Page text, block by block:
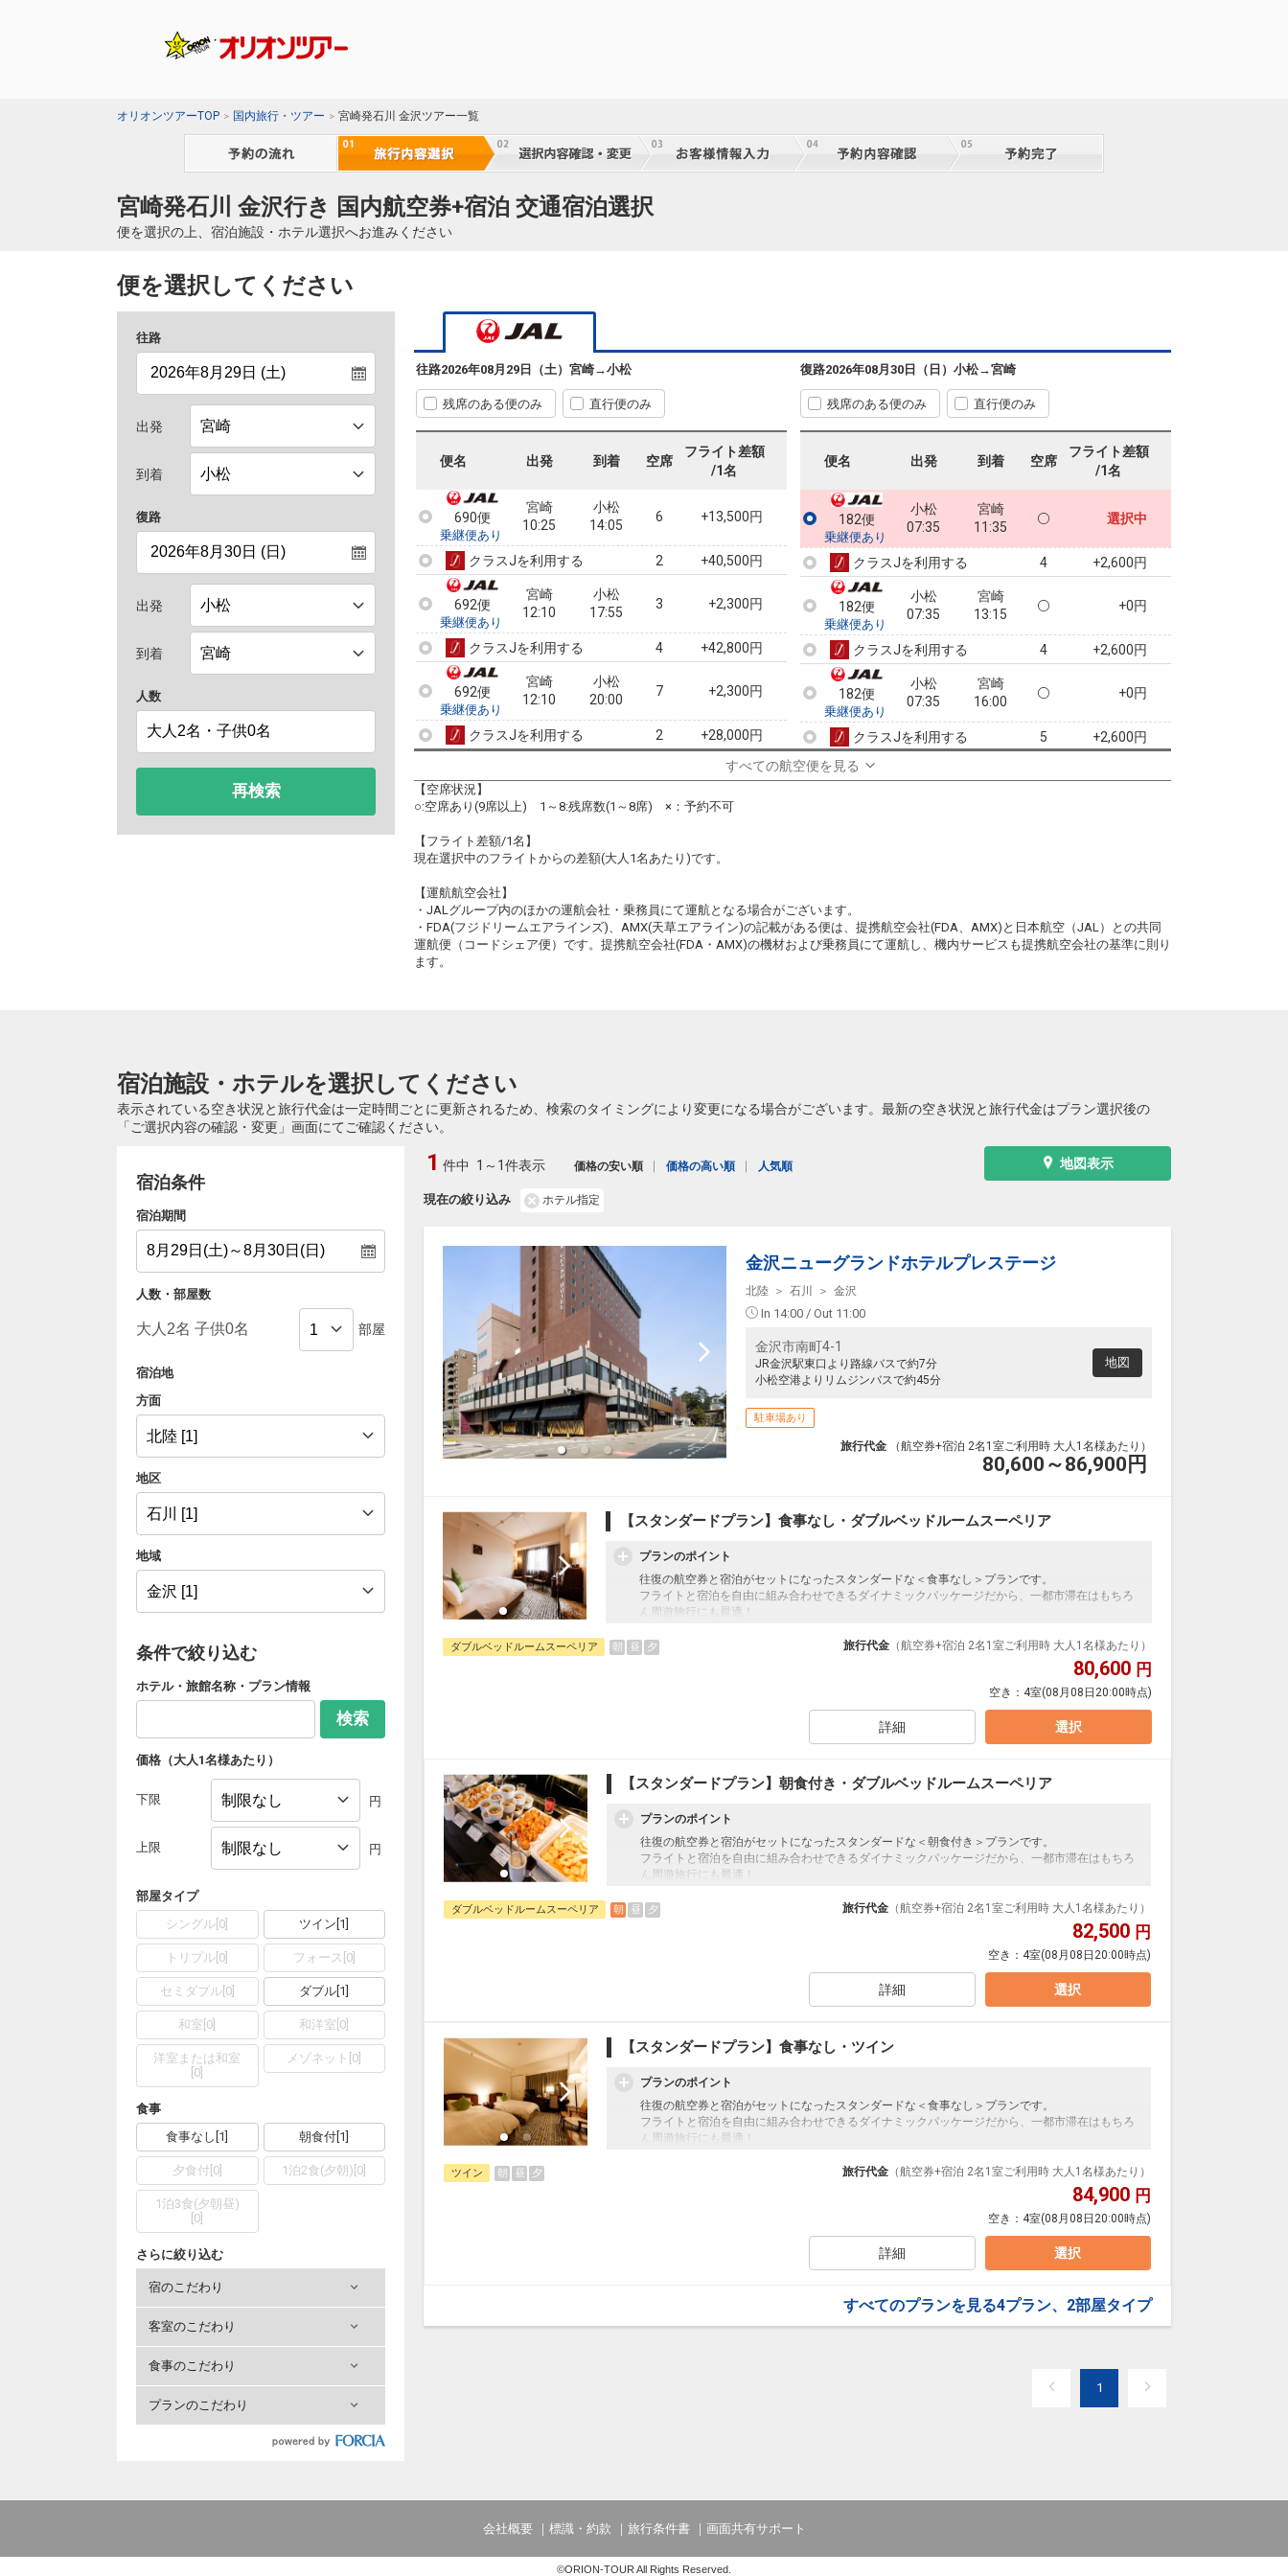
オリオンツアーTOP 国内旅行・ツアー 宮崎発石川 金沢ツアー一覧
宮崎発石川 金沢行き 国内航空券+宿泊 交通宿泊選択
便を選択の上、宿泊施設・ホテル選択へお進みください
便を選択してください
往路
出発
到着
復路
出発
到着
人数
再検索
往路2026年08月29日（土） 宮崎→小松
残席のある便のみ 直行便のみ
便名 出発 到着 空席
フライト差額
/1名
688便
乗継便あり
宮崎
14:05
4
690便
宮崎
10:25
小松
17:55
3 選択中
+40,500円
690便
乗継便あり
宮崎
10:25
小松
14:05
6 +13,500円
クラスJを利用する 2 +40,500円
692便
乗継便あり
宮崎
12:10
小松
17:55
3 +2,300円
クラスJを利用する 4 +42,800円
692便
乗継便あり
宮崎
12:10
小松
20:00
7 +2,300円
クラスJを利用する 2 +28,000円
694便
乗継便あり
+2,300円
694便
乗継便あり
宮崎
小松
+2,300円
クラスJを利用する ― 円
694便
乗継便あり
宮崎
小松
+0円
クラスJを利用する
宮崎
小松
クラスJを利用する +11,500円
復路2026年08月30日（日） 小松→宮崎
残席のある便のみ 直行便のみ
便名 出発 到着 空席
フライト差額
/1名
182便
乗継便あり
小松
07:35
宮崎
11:35
選択中
クラスJを利用する 4 +2,600円
182便
乗継便あり
小松
07:35
宮崎
13:15
+0円
クラスJを利用する 4 +2,600円
182便
乗継便あり
小松
07:35
宮崎
16:00
+0円
クラスJを利用する 5 +2,600円
184便 +2,300円
186便
小松
宮崎
+2,300円
小松
宮崎
4 +25,700円
すべての航空便を見る
【空席状況】
○:空席あり(9席以上) 1～8:残席数(1～8席) ×：予約不可
【フライト差額/1名】
現在選択中のフライトからの差額(大人1名あたり)です。
【運航航空会社】
・JALグループ内のほかの運航会社・乗務員にて運航となる場合がございます。
・FDA(フジドリームエアラインズ)、AMX(天草エアライン)の記載がある便は、提携航空会社(FDA、AMX)と日本航空（JAL）との共同
運航便（コードシェア便）です。提携航空会社(FDA・AMX)の機材および乗務員にて運航し、機内サービスも提携航空会社の基準に則り
ます。
宿泊施設・ホテルを選択してください
表示されている空き状況と旅行代金は一定時間ごとに更新されるため、検索のタイミングにより変更になる場合がございます。最新の空き状況と旅行代金はプラン選択後の
「ご選択内容の確認・変更」画面にてご確認ください。
宿泊条件
宿泊期間
人数・部屋数
部屋
宿泊地
方面
地区
地域
条件で絞り込む
ホテル・旅館名称・プラン情報
検索
価格（大人1名様あたり）
下限 円
上限 円
部屋タイプ
シングル 0 ツイン 1
トリプル 0 フォース 0]
セミダブル[ 0] ダブル 1
和室 0 和洋室 0
洋室または和室
0
メゾネット 0
食事
食事なし 1 朝食付 1
夕食付 0] 1泊2食(夕朝) 0
1泊3食(夕朝昼)
0
さらに絞り込む
宿のこだわり
客室のこだわり
食事のこだわり
プランのこだわり
地図表示
現在の絞り込み ホテル指定
1 件中 1～1件表示 価格の安い順 価格の高い順 人気順
金沢ニューグランドホテルプレステージ
北陸 石川 金沢
In 14:00 / Out 11:00
金沢市南町4-1
JR金沢駅東口より路線バスで約7分
小松空港よりリムジンバスで約45分
地図
駐車場あり
旅行代金 （航空券+宿泊 2名1室ご利用時 大人1名様あたり）
80,600～86,900 円
【スタンダードプラン】食事なし・ダブルベッドルームスーペリア
プランのポイント
往復の航空券と宿泊がセットになったスタンダードな＜食事なし＞プランです。
フライトと宿泊を自由に組み合わせできるダイナミックパッケージだから、一都市滞在はもちろ
ん周遊旅行にも最適！
フライトは、安心のJAL（またはJALグループ）確約！フライトマイル50%貯まります。
オプションでレンタカーや現地交通・体験プランなどの追加（同時予約）が可能なプランもござ
ダブルベッドルームスーペリア 朝 昼 夕 旅行代金 （航空券+宿泊 2名1室ご利用時 大人1名様あたり）
80,600 円
空き： 4室(08月08日20:00時点)
詳細 選択
【スタンダードプラン】朝食付き・ダブルベッドルームスーペリア
プランのポイント
往復の航空券と宿泊がセットになったスタンダードな＜朝食付き＞プランです。
フライトと宿泊を自由に組み合わせできるダイナミックパッケージだから、一都市滞在はもちろ
ん周遊旅行にも最適！
フライトは、安心のJAL（またはJALグループ）確約！フライトマイル50%貯まります。
オプションでレンタカーや現地交通・体験プランなどの追加（同時予約）が可能なプランもござ
ダブルベッドルームスーペリア 朝 昼 夕 旅行代金 （航空券+宿泊 2名1室ご利用時 大人1名様あたり）
82,500 円
空き： 4室(08月08日20:00時点)
詳細 選択
【スタンダードプラン】食事なし・ツイン
プランのポイント
往復の航空券と宿泊がセットになったスタンダードな＜食事なし＞プランです。
フライトと宿泊を自由に組み合わせできるダイナミックパッケージだから、一都市滞在はもちろ
ん周遊旅行にも最適！
フライトは、安心のJAL（またはJALグループ）確約！フライトマイル50%貯まります。
オプションでレンタカーや現地交通・体験プランなどの追加（同時予約）が可能なプランもござ
ツイン 朝 昼 夕 旅行代金 （航空券+宿泊 2名1室ご利用時 大人1名様あたり）
84,900 円
空き： 4室(08月08日20:00時点)
詳細 選択
すべてのプランを見る4プラン、2部屋タイプ
1
会社概要 標識・約款 旅行条件書 画面共有サポート
©ORION-TOUR All Rights Reserved.